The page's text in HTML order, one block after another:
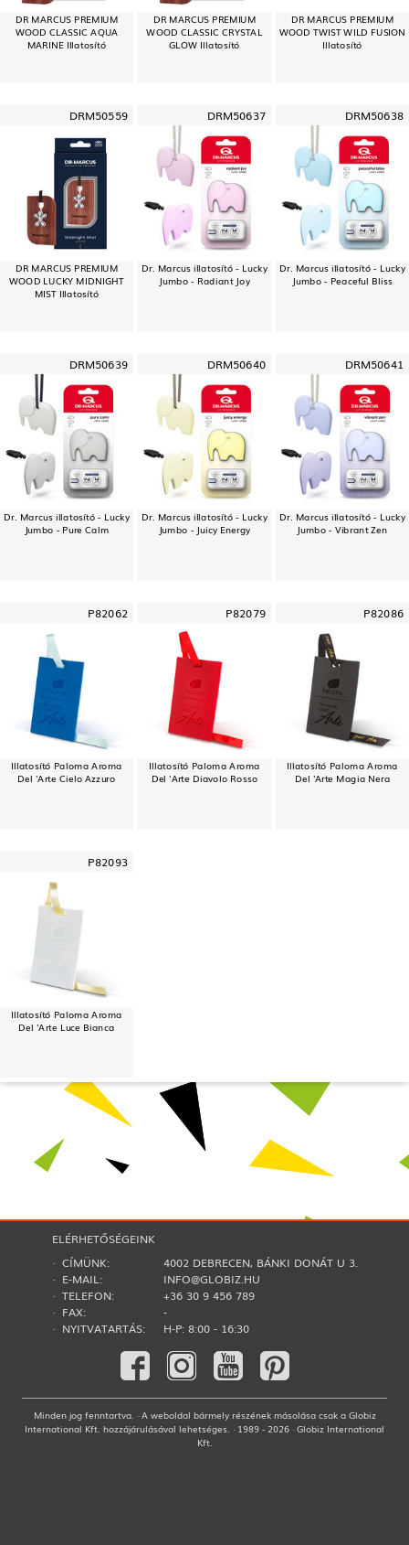
DR MARCUS PREMIUM
WOOD CLASSIC AQUA
MARINE Illatosító
DR MARCUS PREMIUM
WOOD CLASSIC CRYSTAL
GLOW Illatosító
DR MARCUS PREMIUM
WOOD TWIST WILD FUSION
Illatosító
DRM50559
DR MARCUS PREMIUM
WOOD LUCKY MIDNIGHT
MIST Illatosító
DRM50637
Dr. Marcus illatosító - Lucky
Jumbo - Radiant Joy
DRM50638
Dr. Marcus illatosító - Lucky
Jumbo - Peaceful Bliss
DRM50639
Dr. Marcus illatosító - Lucky
Jumbo - Pure Calm
DRM50640
Dr. Marcus illatosító - Lucky
Jumbo - Juicy Energy
DRM50641
Dr. Marcus illatosító - Lucky
Jumbo - Vibrant Zen
P82062
Illatosító Paloma Aroma
Del 'Arte Cielo Azzuro
P82079
Illatosító Paloma Aroma
Del 'Arte Diavolo Rosso
P82086
Illatosító Paloma Aroma
Del 'Arte Magia Nera
P82093
Illatosító Paloma Aroma
Del 'Arte Luce Bianca
ELÉRHETŐSÉGEINK
· CÍMÜNK:
4002 DEBRECEN, BÁNKI DONÁT U 3.
· E-MAIL:
INFO@GLOBIZ.HU
· TELEFON:
+36 30 9 456 789
· FAX:
-
· NYITVATARTÁS:
H-P: 8:00 - 16:30
Minden jog fenntartva. · A weboldal bármely részének másolása csak a Globiz
International Kft. hozzájárulásával lehetséges. · 1989 - 2026 · Globiz International
Kft.